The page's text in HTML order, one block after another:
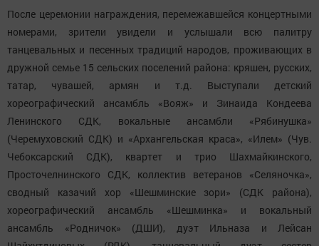
После церемонии награждения, перемежавшейся концертными
номерами, зрители увидели и услышали всю палитру
танцевальных и песенных традиций народов, проживающих в
дружной семье 15 сельских поселений района: кряшен, русских,
татар, чувашей, армян и т.д. Выступали детский
хореографический ансамбль «Вояж» и Зинаида Кондеева
Ленинского СДК, вокальные ансамбли «Рябинушка»
(Черемуховский СДК) и «Архангельская краса», «Илем» (Чув.
Чебоксарский СДК), квартет и трио Шахмайкинского,
Просточелнинского СДК, коллектив ветеранов «Селяночка»,
сводный казачий хор «Шешминские зори» (СДК района),
хореографический ансамбль «Шешминка» и вокальный
ансамбль «Родничок» (ДШИ), дуэт Ильназа и Лейсан